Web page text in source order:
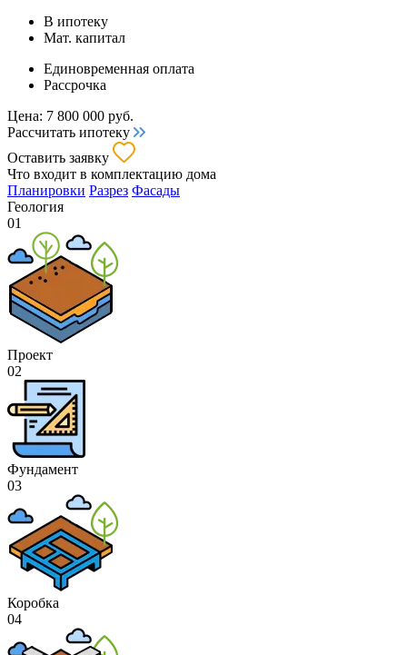
В ипотеку
Мат. капитал
Единовременная оплата
Рассрочка
Цена: 7 800 000 руб.
Рассчитать ипотеку
Оставить заявку
Что входит в комплектацию дома
Планировки Разрез Фасады
Геология
01
Проект
02
Фундамент
03
Коробка
04